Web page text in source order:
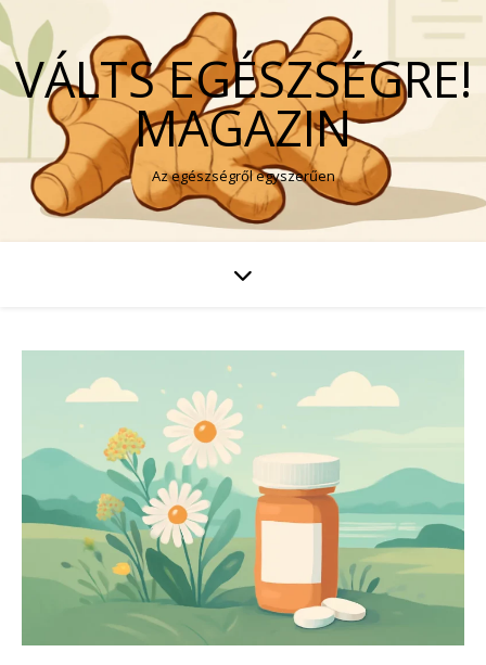
VÁLTS EGÉSZSÉGRE!
MAGAZIN
Az egészségről egyszerűen